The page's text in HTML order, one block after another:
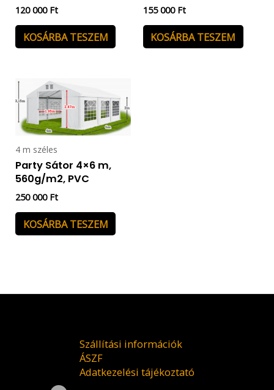
120 000 Ft
KOSÁRBA TESZEM
155 000 Ft
KOSÁRBA TESZEM
4 m széles
Party Sátor 4×6 m,
560g/m2, PVC
250 000 Ft
KOSÁRBA TESZEM
Szállítási információk
ÁSZF
Adatkezelési tájékoztató